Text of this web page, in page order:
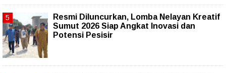
Resmi Diluncurkan, Lomba Nelayan Kreatif
Sumut 2026 Siap Angkat Inovasi dan
Potensi Pesisir